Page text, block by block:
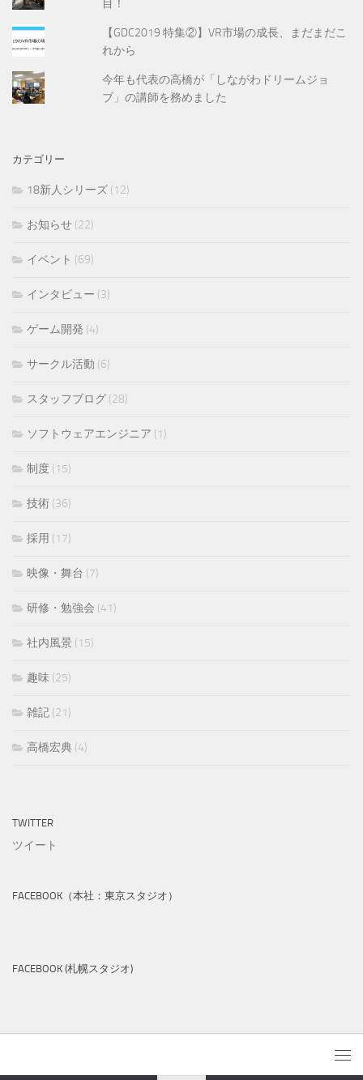
目！
【GDC2019 特集②】VR市場の成長、まだまだこ
れから
今年も代表の高橋が「しながわドリームジョ
ブ」の講師を務めました
カテゴリー
18新人シリーズ (12)
お知らせ (22)
イベント (69)
インタビュー (3)
ゲーム開発 (4)
サークル活動 (6)
スタッフブログ (28)
ソフトウェアエンジニア (1)
制度 (15)
技術 (36)
採用 (17)
映像・舞台 (7)
研修・勉強会 (41)
社内風景 (15)
趣味 (25)
雑記 (21)
高橋宏典 (4)
TWITTER
ツイート
FACEBOOK（本社：東京スタジオ）
FACEBOOK (札幌スタジオ)